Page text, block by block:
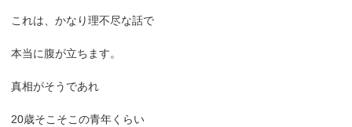
これは、かなり理不尽な話で
本当に腹が立ちます。
真相がそうであれ
20歳そこそこの青年くらい